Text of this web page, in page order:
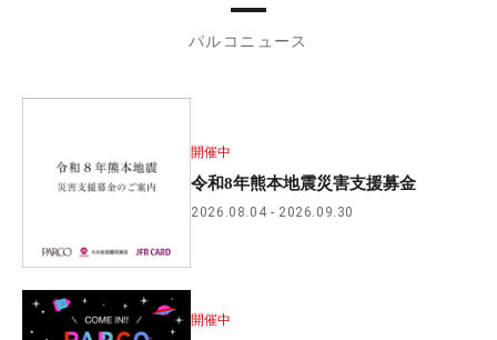
パルコニュース
開催中
令和8年熊本地震災害支援募金
2026.08.04 2026.09.30
開催中